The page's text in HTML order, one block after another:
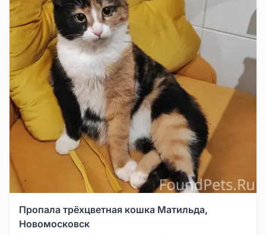
Пропала трёхцветная кошка Матильда,
Новомосковск